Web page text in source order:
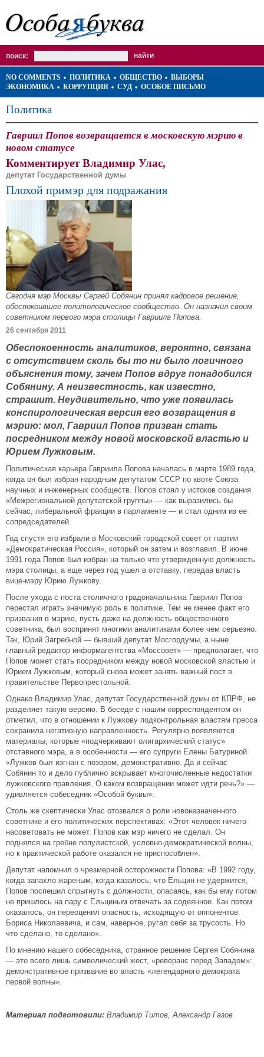
поиск:
NO COMMENTS ПОЛИТИКА ОБЩЕСТВО
ВЫБОРЫ
ЭКОНОМИКА
КОРРУПЦИЯ СУД ОСОБОЕ ПИСЬМО
Политика
Гавриил Попов возвращается в московскую мэрию в
новом статусе
Комментирует Владимир Улас,
депутат Государственной думы
Плохой примэр для подражания
Сегодня мэр Москвы Сергей Собянин принял кадровое решение,
обеспокоившее политологическое сообщество. Он назначил своим
советником первого мэра столицы Гавриила Попова.
26 сентября 2011
Обеспокоенность аналитиков, вероятно, связана
с отсутствием сколь бы то ни было логичного
объяснения тому, зачем Попов вдруг понадобился
Собянину. А неизвестность, как известно,
страшит. Неудивительно, что уже появилась
конспирологическая версия его возвращения в
мэрию: мол, Гавриил Попов призван стать
посредником между новой московской властью и
Юрием Лужковым.
Политическая карьера Гавриила Попова началась в марте 1989 года,
когда он был избран народным депутатом СССР по квоте Союза
научных и инженерных сообществ. Попов стоял у истоков создания
«Межрегиональной депутатской группы» — как выразились бы
сейчас, либеральной фракции в парламенте — и стал одним из ее
сопредседателей.
Год спустя его избрали в Московский городской совет от партии
«Демократическая Россия», который он затем и возглавил. В июне
1991 года Попов был избран на только что утвержденную должность
мэра столицы, а еще через год ушел в отставку, передав власть
вице-мэру Юрию Лужкову.
После ухода с поста столичного градоначальника Гавриил Попов
перестал играть значимую роль в политике. Тем не менее факт его
призвания в мэрию, пусть даже на должность общественного
советника, был воспринят многими аналитиками более чем серьезно.
Так, Юрий Загребной — бывший депутат Мосгордумы, а ныне
главный редактор информагентства «Моссовет» — предполагает, что
Попов может стать посредником между новой московской властью и
Юрием Лужковым, который снова может занять важный пост в
правительстве Первопрестольной.
Однако Владимир Улас, депутат Государственной думы от КПРФ, не
разделяет такую версию. В беседе с нашим корреспондентом он
отметил, что в отношении к Лужкову подконтрольная властям пресса
сохранила негативную направленность. Регулярно появляются
материалы, которые «подчеркивают олигархический статус»
отставного мэра, а в особенности — его супруги Елены Батуриной.
«Лужков был изгнан с позором, демонстративно. Да и сейчас
Собянин то и дело публично вскрывает многочисленные недостатки
лужковского правления. О каком возвращении может идти речь?» —
удивляется собеседник «Особой буквы».
Столь же скептически Улас отозвался о роли новоназначенного
советнике и его политических перспективах: «Этот человек ничего
насоветовать не может. Попов как мэр ничего не сделал. Он
поднялся на гребне популистской, условно-демократической волны,
но к практической работе оказался не приспособлен».
Депутат напомнил о чрезмерной осторожности Попова: «В 1992 году,
когда запахло жареным, когда казалось, что Ельцин не удержится,
Попов поспешил спрыгнуть с должности, опасаясь, как бы ему потом
не пришлось на пару с Ельциным отвечать за содеянное. Как потом
оказалось, он переоценил опасность, исходящую от оппонентов
Бориса Николаевича, и сам, наверное, ругал себя за трусость. Но
что сделано, то сделано».
По мнению нашего собеседника, странное решение Сергея Собянина
— это всего лишь символический жест, «реверанс перед Западом»:
демонстративное призвание во власть «легендарного демократа
первой волны».
Материал подготовили: Владимир Титов, Александр Газов